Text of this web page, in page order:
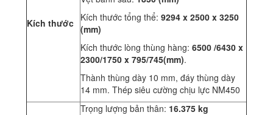
Kích thước Kích thước tổng thể: 9294 x 2500 x 3250
(mm)
Kích thước lòng thùng hàng: 6500 /6430 x
2300/1750 x 795/745(mm).
Thành thùng dày 10 mm, đáy thùng dày
14 mm. Thép siêu cường chịu lực NM450
Trọng lượng bản thân: 16.375 kg